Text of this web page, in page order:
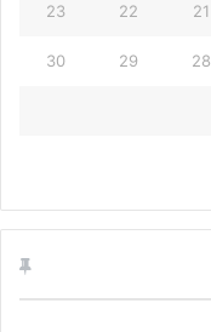
21
22
23
28
29
30